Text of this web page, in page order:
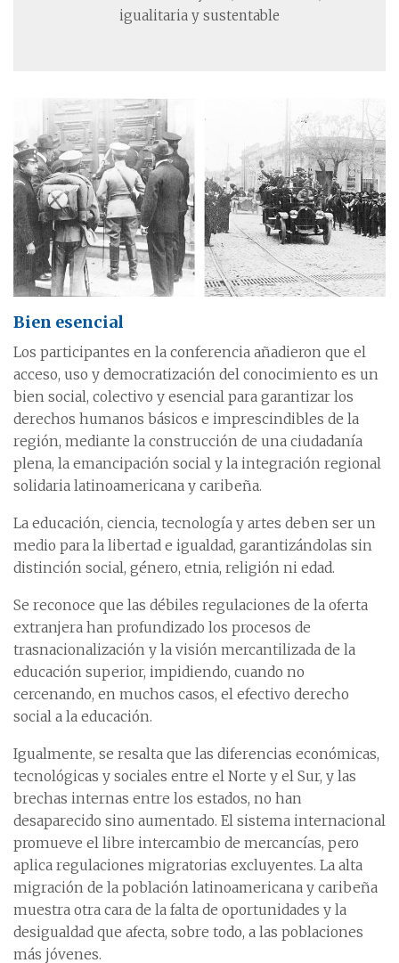
igualitaria y sustentable
Bien esencial
Los participantes en la conferencia añadieron que el
acceso, uso y democratización del conocimiento es un
bien social, colectivo y esencial para garantizar los
derechos humanos básicos e imprescindibles de la
región, mediante la construcción de una ciudadanía
plena, la emancipación social y la integración regional
solidaria latinoamericana y caribeña.
La educación, ciencia, tecnología y artes deben ser un
medio para la libertad e igualdad, garantizándolas sin
distinción social, género, etnia, religión ni edad.
Se reconoce que las débiles regulaciones de la oferta
extranjera han profundizado los procesos de
trasnacionalización y la visión mercantilizada de la
educación superior, impidiendo, cuando no
cercenando, en muchos casos, el efectivo derecho
social a la educación.
Igualmente, se resalta que las diferencias económicas,
tecnológicas y sociales entre el Norte y el Sur, y las
brechas internas entre los estados, no han
desaparecido sino aumentado. El sistema internacional
promueve el libre intercambio de mercancías, pero
aplica regulaciones migratorias excluyentes. La alta
migración de la población latinoamericana y caribeña
muestra otra cara de la falta de oportunidades y la
desigualdad que afecta, sobre todo, a las poblaciones
más jóvenes.